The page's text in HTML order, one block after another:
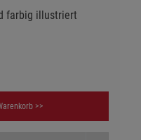
farbig illustriert
>>